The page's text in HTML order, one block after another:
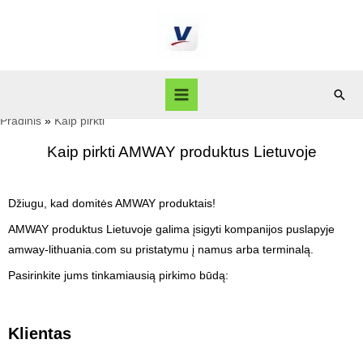
Pradinis Kaip pirkti
Kaip pirkti AMWAY produktus Lietuvoje
Džiugu, kad domitės AMWAY produktais!
AMWAY produktus Lietuvoje galima įsigyti kompanijos puslapyje
amway-lithuania.com su pristatymu į namus arba terminalą.
Pasirinkite jums tinkamiausią pirkimo būdą:
Klientas